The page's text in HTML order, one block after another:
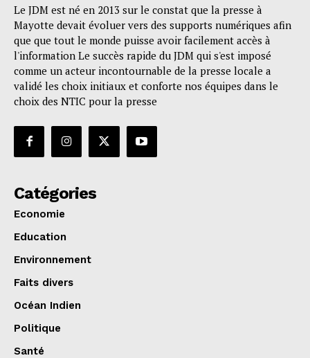
Le JDM est né en 2013 sur le constat que la presse à
Mayotte devait évoluer vers des supports numériques afin
que que tout le monde puisse avoir facilement accès à
l'information Le succès rapide du JDM qui s'est imposé
comme un acteur incontournable de la presse locale a
validé les choix initiaux et conforte nos équipes dans le
choix des NTIC pour la presse
Catégories
Economie
Education
Environnement
Faits divers
Océan Indien
Politique
Santé